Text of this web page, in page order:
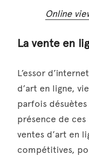
Online
La vente en
L’essor
d’art en ligne,
parfois
présence de
ventes d’art en
compétitives,